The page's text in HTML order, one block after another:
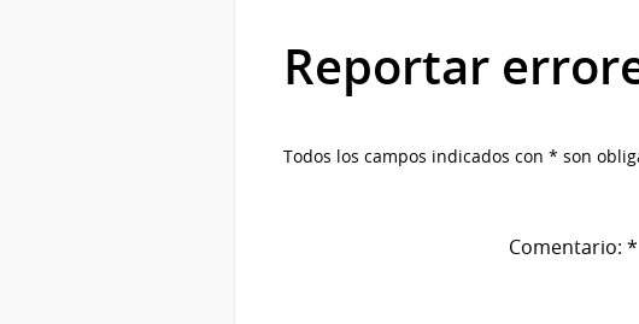
Reportar
Todos los campos indicados con * son
Comentario: *